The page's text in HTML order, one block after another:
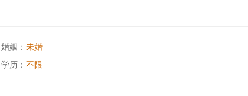
婚姻： 未婚
学历： 不限